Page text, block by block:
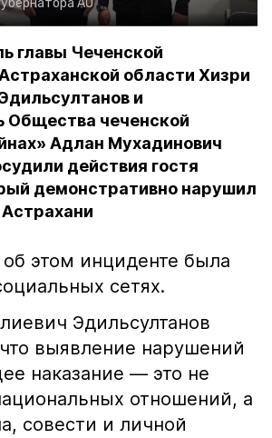
АО
главы Чеченской
области Хизри
и
Общества чеченской
Адлан Мухадинович
действия гостя
демонстративно нарушил
этом инциденте была
сетях.
Эдильсултанов
выявление нарушений
наказание — это не
отношений, а
совести и личной